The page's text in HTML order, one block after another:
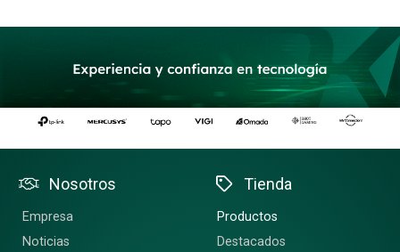
Nosotros
Empresa
Noticias
Tienda
Productos
Destacados